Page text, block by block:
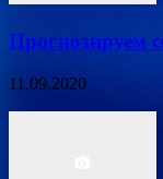
Прогнозируем
11.09.2020